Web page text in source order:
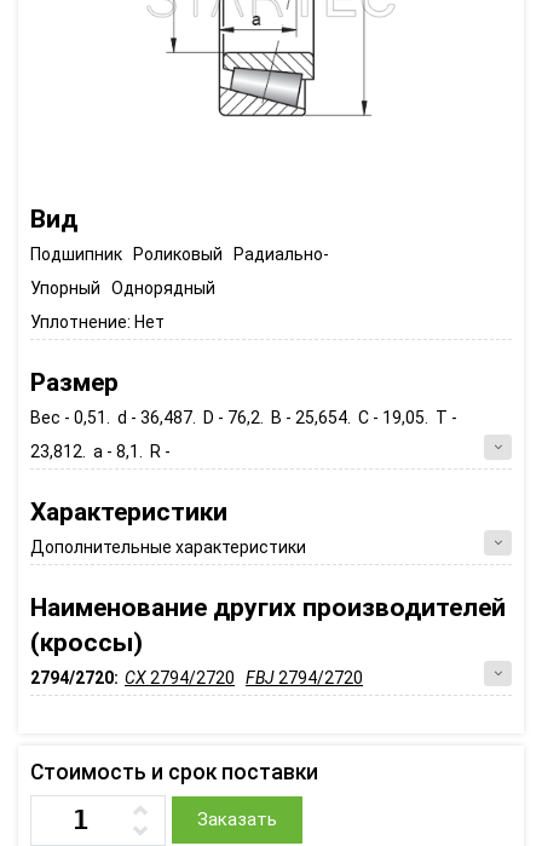
Вид
Подшипник Роликовый Радиально-
Упорный Однорядный
Уплотнение: Нет
Размер
Вес - 0,51. d - 36,487. D - 76,2. B - 25,654. C - 19,05. T -
23,812. a - 8,1. R -
Характеристики
Дополнительные характеристики
Наименование других производителей
(кроссы)
2794/2720: CX2794/2720 FBJ2794/2720
Стоимость и срок поставки
Заказать